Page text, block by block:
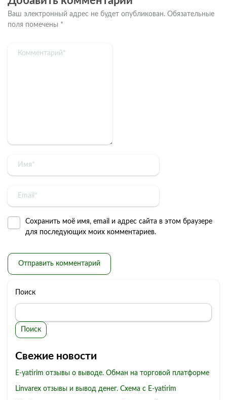
Ваш электронный адрес не будет опубликован. Обязательные
поля помечены *
Сохранить моё имя, email и адрес сайта в этом браузере
для последующих моих комментариев.
Поиск
Поиск
Свежие новости
E-yatirim отзывы о выводе. Обман на торговой платформе
Linvarex отзывы и вывод денег. Схема с E-yatirim